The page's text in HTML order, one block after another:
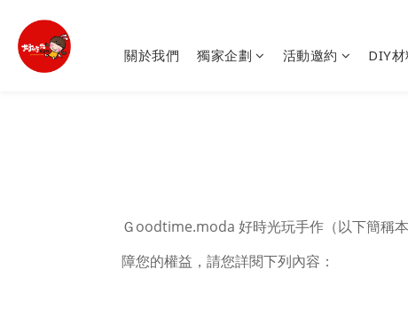
關於我們 獨家企劃 活動邀約 DIY
Ｇoodtime.moda 好時光玩手作（以下簡稱
障您的權益，請您詳閱下列內容：